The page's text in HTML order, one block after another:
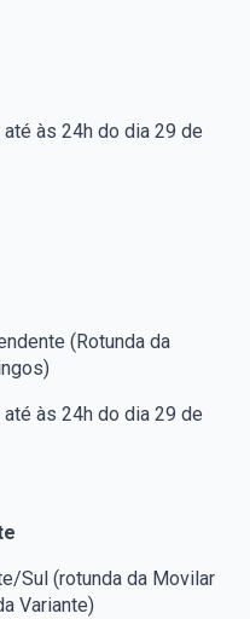
às 24h do dia 29 de
(Rotunda da
às 24h do dia 29 de
Sul (rotunda da Movilar
Variante)